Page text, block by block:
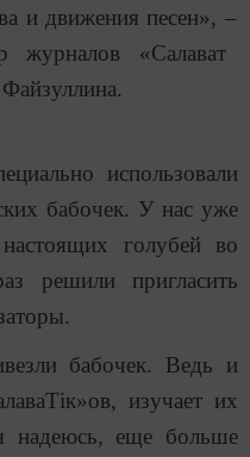
и движения песен», –
журналов «Салават
использовали
бабочек. У нас уже
голубей во
решили пригласить
бабочек. Ведь и
»ов, изучает их
надеюсь, еще больше